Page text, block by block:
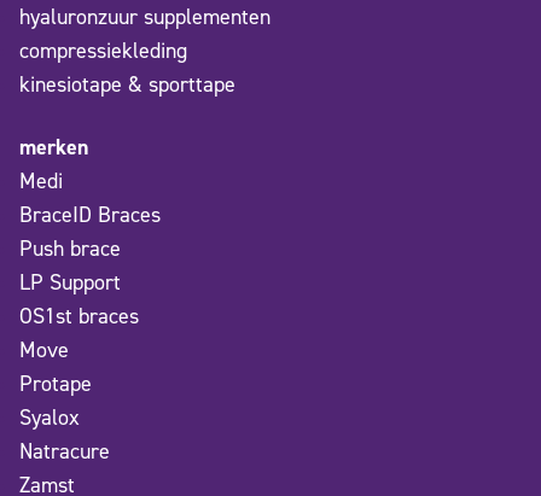
hyaluronzuur supplementen
compressiekleding
kinesiotape & sporttape
merken
Medi
BraceID Braces
Push brace
LP Support
OS1st braces
Move
Protape
Syalox
Natracure
Zamst